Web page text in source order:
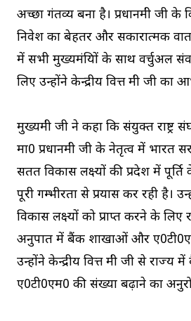
अच्छा गंतव्य बना है। प्रधानमंत्री
निवेश का बेहतर और सकारात्मक
में सभी मुख्यमंत्रियों के साथ वर्चुअल
लिए उन्होंने केन्द्रीय वित्त मंत्री जी का
मुख्यमंत्री जी ने कहा कि संयुक्त राष्ट्र संघ
मा0 प्रधानमंत्री जी के नेतृत्व में भारत
सतत विकास लक्ष्यों की प्रदेश में
पूरी गम्भीरता से प्रयास कर रही है।
विकास लक्ष्यों को प्राप्त करने के
अनुपात में बैंक शाखाओं और
उन्होंने केन्द्रीय वित्त मंत्री जी से
ए0टी0एम0 की संख्या बढ़ाने का